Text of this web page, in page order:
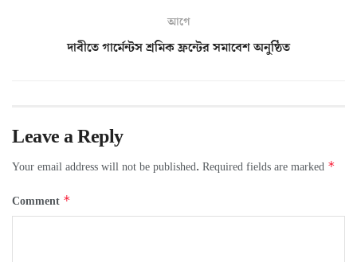
আগে
দাবীতে গার্মেন্টস শ্রমিক ফ্রন্টের সমাবেশ অনুষ্ঠিত
Leave a Reply
Your email address will not be published. Required fields are marked *
Comment *